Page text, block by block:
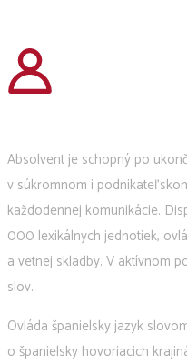
Absolvent je schopný po
v súkromnom i
každodennej komunikácie.
000 lexikálnych jednotiek,
a vetnej skladby. V aktívnom
slov.
Ovláda španielsky jazyk
o španielsky hovoriacich